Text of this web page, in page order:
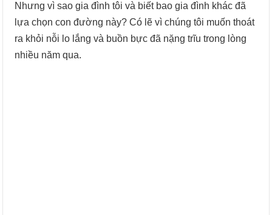
Nhưng vì sao gia đình tôi và biết bao gia đình khác đã
lựa chọn con đường này? Có lẽ vì chúng tôi muốn thoát
ra khỏi nỗi lo lắng và buồn bực đã nặng trĩu trong lòng
nhiều năm qua.